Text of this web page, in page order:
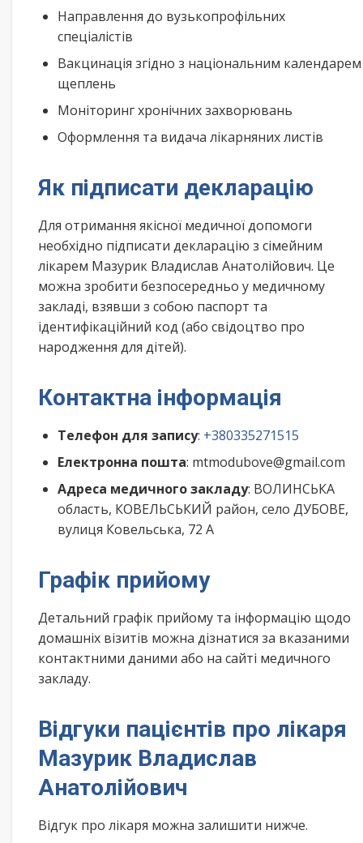
Направлення до вузькопрофільних
спеціалістів
Вакцинація згідно з національним календарем
щеплень
Моніторинг хронічних захворювань
Оформлення та видача лікарняних листів
Як підписати декларацію
Для отримання якісної медичної допомоги
необхідно підписати декларацію з сімейним
лікарем Мазурик Владислав Анатолійович. Це
можна зробити безпосередньо у медичному
закладі, взявши з собою паспорт та
ідентифікаційний код (або свідоцтво про
народження для дітей).
Контактна інформація
Телефон для запису: +380335271515
Електронна пошта: mtmodubove@gmail.com
Адреса медичного закладу: ВОЛИНСЬКА
область, КОВЕЛЬСЬКИЙ район, село ДУБОВЕ,
вулиця Ковельська, 72 А
Графік прийому
Детальний графік прийому та інформацію щодо
домашніх візитів можна дізнатися за вказаними
контактними даними або на сайті медичного
закладу.
Відгуки пацієнтів про лікаря
Мазурик Владислав
Анатолійович
Відгук про лікаря можна залишити нижче.